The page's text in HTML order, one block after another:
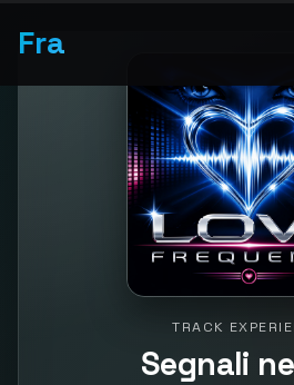
Fra
TRACK
Segnali